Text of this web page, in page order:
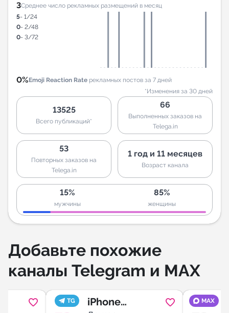
3Среднее число рекламных размещений в месяц
5- 1/24
0- 2/48
0- 3/72
0%Emoji Reaction Rate рекламных постов за 7 дней
*Изменения за 30 дней
13525
Всего публикаций*
66
Выполненных заказов на
Telega.in
53
Повторных заказов на
Telega.in
1 год и 11 месяцев
Возраст канала
15%
мужчины
85%
женщины
Добавьте похожие
каналы Telegram и MAX
TG
iPhone
MAX